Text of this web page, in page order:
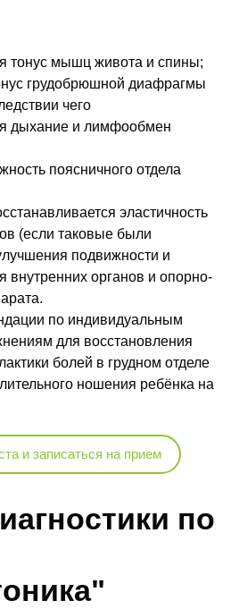
тонус мышц живота и спины;
грудобрюшной диафрагмы
чего
дыхание и лимфообмен
поясничного отдела
эластичность
(если таковые были
подвижности и
внутренних органов и опорно-
по индивидуальным
для восстановления
болей в грудном отделе
ношения ребёнка на
и записаться на прием
по